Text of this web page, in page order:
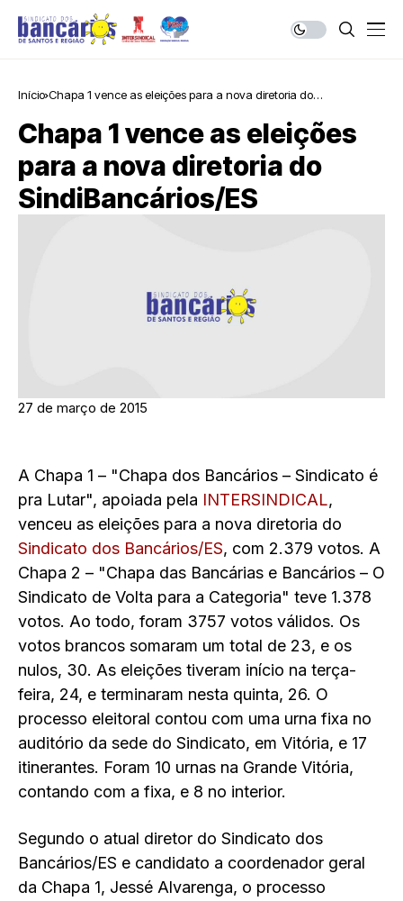
Início Chapa 1 vence as eleições para a nova diretoria do
Chapa 1 vence as eleições
para a nova diretoria do
SindiBancários/ES
27 de março de 2015
A Chapa 1 – "Chapa dos Bancários – Sindicato é
pra Lutar", apoiada pela INTERSINDICAL,
venceu as eleições para a nova diretoria do
Sindicato dos Bancários/ES, com 2.379 votos. A
Chapa 2 – "Chapa das Bancárias e Bancários – O
Sindicato de Volta para a Categoria" teve 1.378
votos. Ao todo, foram 3757 votos válidos. Os
votos brancos somaram um total de 23, e os
nulos, 30. As eleições tiveram início na terça-
feira, 24, e terminaram nesta quinta, 26. O
processo eleitoral contou com uma urna fixa no
auditório da sede do Sindicato, em Vitória, e 17
itinerantes. Foram 10 urnas na Grande Vitória,
contando com a fixa, e 8 no interior.
Segundo o atual diretor do Sindicato dos
Bancários/ES e candidato a coordenador geral
da Chapa 1, Jessé Alvarenga, o processo